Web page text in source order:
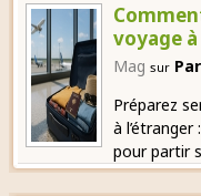
voyage à
Mag sur
Préparez
à
pour partir